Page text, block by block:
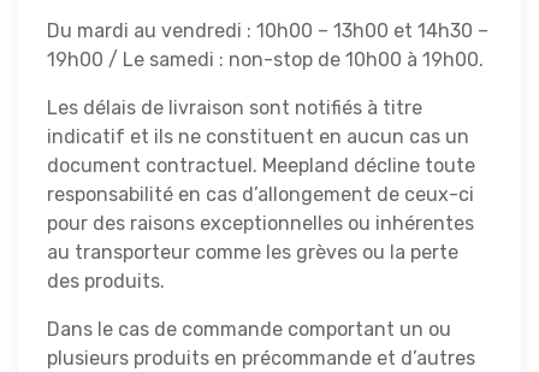
Du mardi au vendredi : 10h00 – 13h00 et 14h30 –
19h00 / Le samedi : non-stop de 10h00 à 19h00.
Les délais de livraison sont notifiés à titre
indicatif et ils ne constituent en aucun cas un
document contractuel. Meepland décline toute
responsabilité en cas d’allongement de ceux-ci
pour des raisons exceptionnelles ou inhérentes
au transporteur comme les grèves ou la perte
des produits.
Dans le cas de commande comportant un ou
plusieurs produits en précommande et d’autres